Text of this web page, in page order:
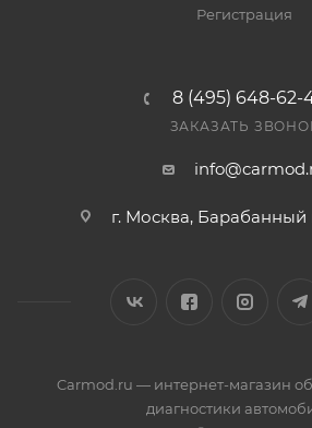
Регистрация
8 (495) 648-62-
ЗАКАЗАТЬ
г. Москва, Барабанный
Carmod.ru — интернет-магазин
диагностики